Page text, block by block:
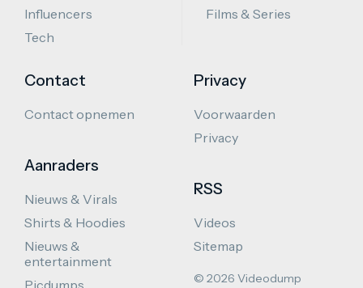
Influencers
Tech
Films & Series
Contact
Contact opnemen
Aanraders
Nieuws & Virals
Shirts & Hoodies
Nieuws &
entertainment
Picdumps
Privacy
Voorwaarden
Privacy
RSS
Videos
Sitemap
© 2026 Videodump